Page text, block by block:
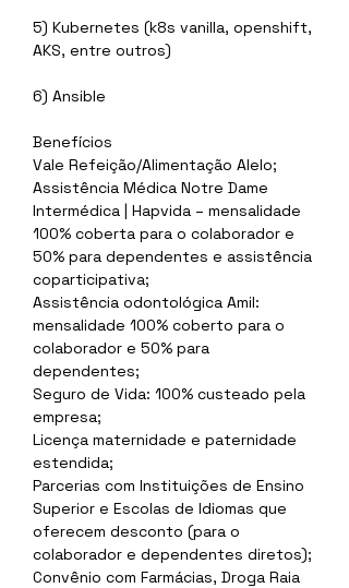
5) Kubernetes (k8s vanilla, openshift,
AKS, entre outros)
6) Ansible
Benefícios
Vale Refeição/Alimentação Alelo;
Assistência Médica Notre Dame
Intermédica | Hapvida – mensalidade
100% coberta para o colaborador e
50% para dependentes e assistência
coparticipativa;
Assistência odontológica Amil:
mensalidade 100% coberto para o
colaborador e 50% para
dependentes;
Seguro de Vida: 100% custeado pela
empresa;
Licença maternidade e paternidade
estendida;
Parcerias com Instituições de Ensino
Superior e Escolas de Idiomas que
oferecem desconto (para o
colaborador e dependentes diretos);
Convênio com Farmácias, Droga Raia